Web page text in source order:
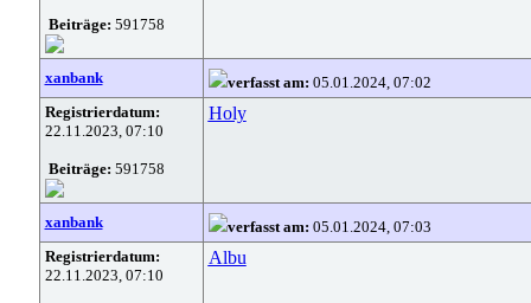
Beiträge: 591758
xanbank verfasst am: 05.01.2024, 07:02
Registrierdatum:
22.11.2023, 07:10
Beiträge: 591758
Holy
xanbank verfasst am: 05.01.2024, 07:03
Registrierdatum:
22.11.2023, 07:10
Albu